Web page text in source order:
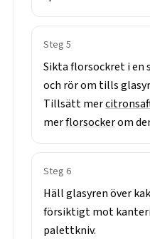
Steg 5
Siktaflorsockretien
och rörom tills
Tillsättmer
merflorsockerom
Steg 6
Hällglasyrenöver
försiktigtmot
palettkniv.